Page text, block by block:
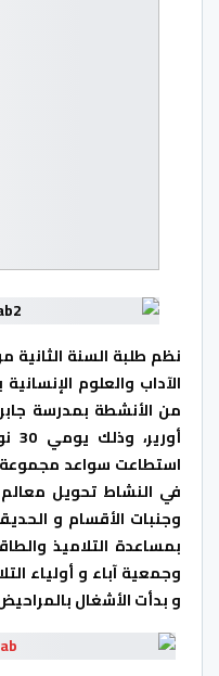
نظم طلبة السنة
الآداب والعلوم
من الأنشطة بمدرسة
استطاعت سواعد مجموعة
في النشاط تحويل
وجنبات الأقسام و
بمساعدة التلاميذ
وجمعية آباء و أولياء
و بدأت الأشغال